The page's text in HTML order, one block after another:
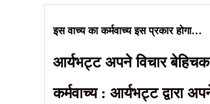
इस वाच्य का कर्मवाच्य इस प्रकार होगा…
आर्यभट्ट अपने विचार
कर्मवाच्य : आर्यभट्ट द्वारा